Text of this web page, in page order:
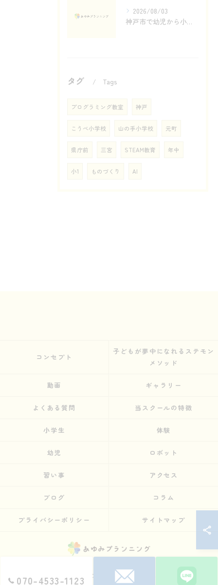
2026/08/03
神戸市で幼児から小学生へ続くロボットものづくり
タグ Tags
プログラミング教室 神戸
こうべ小学校 山の手小学校 元町
県庁前 三宮 STEAM教育 年中
小1 ものづくり AI
070-4533-1123
コンセプト
子どもが夢中になれるステモン
メソッド
動画 ギャラリー
よくある質問 当スクールの特徴
小学生 体験
幼児 ロボット
習い事 アクセス
ブログ コラム
プライバシーポリシー サイトマップ
© 2026 兵庫県神戸のものづくりやプログラミング教室ならSTEMON 神戸諏訪山校